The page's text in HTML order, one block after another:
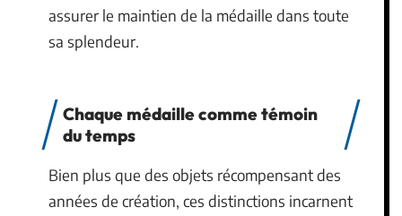
assurer le maintien de la médaille dans toute
sa splendeur.
Chaque médaille comme témoin
du temps
Bien plus que des objets récompensant des
années de création, ces distinctions incarnent